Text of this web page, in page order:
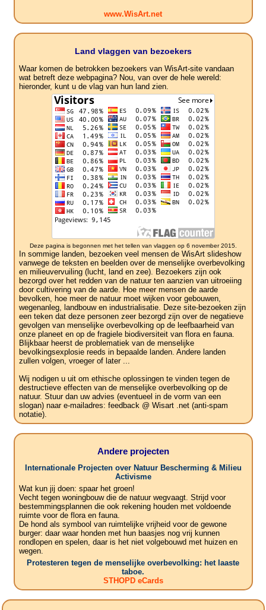
www.WisArt.net
Land vlaggen van bezoekers
Waar komen de betrokken bezoekers van WisArt-site vandaan
wat betreft deze webpagina? Nou, van over de hele wereld:
hieronder, kunt u de vlag van hun land zien.
Deze pagina is begonnen met het tellen van vlaggen op 6 november 2015.
In sommige landen, bezoeken veel mensen de WisArt slideshow
vanwege de teksten en beelden over de menselijke overbevolking
en milieuvervuiling (lucht, land en zee). Bezoekers zijn ook
bezorgd over het redden van de natuur ten aanzien van uitroeiing
door cultivering van de aarde. Hoe meer mensen de aarde
bevolken, hoe meer de natuur moet wijken voor gebouwen,
wegenanleg, landbouw en industrialisatie. Deze site-bezoeken zijn
een teken dat deze personen zeer bezorgd zijn over de negatieve
gevolgen van menselijke overbevolking op de leefbaarheid van
onze planeet en op de fragiele biodiversiteit van flora en fauna.
Blijkbaar heerst de problematiek van de menselijke
bevolkingsexplosie reeds in bepaalde landen. Andere landen
zullen volgen, vroeger of later ...
Wij nodigen u uit om ethische oplossingen te vinden tegen de
destructieve effecten van de menselijke overbevolking op de
natuur. Stuur dan uw advies (eventueel in de vorm van een
slogan) naar e-mailadres: feedback @ Wisart .net (anti-spam
notatie).
Andere projecten
Internationale Projecten over Natuur Bescherming & Milieu
Activisme
Wat kun jij doen: spaar het groen!
Vecht tegen woningbouw die de natuur wegvaagt. Strijd voor
bestemmingsplannen die ook rekening houden met voldoende
ruimte voor de flora en fauna.
De hond als symbool van ruimtelijke vrijheid voor de gewone
burger: daar waar honden met hun baasjes nog vrij kunnen
rondlopen en spelen, daar is het niet volgebouwd met huizen en
wegen.
Protesteren tegen de menselijke overbevolking: het laaste
taboe.
STHOPD eCards